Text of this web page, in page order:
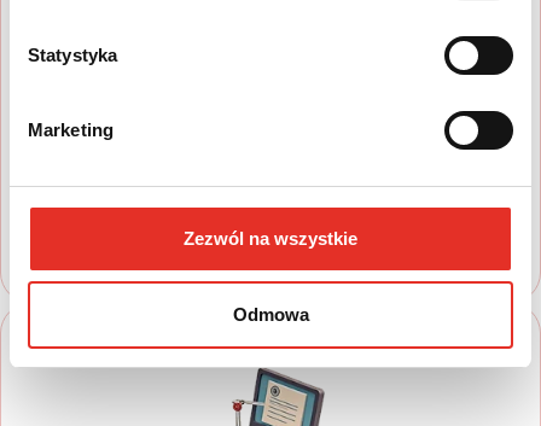
Statystyka
Marketing
Zezwól na wszystkie
Odmowa
oczekiwania